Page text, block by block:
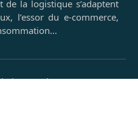
la logistique s’adaptent
l’essor du e-commerce,
avec des ressources